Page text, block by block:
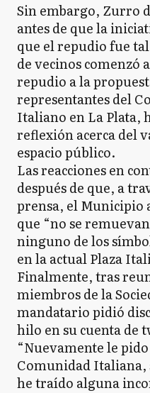
Sin embargo, Zurro
antes de que la
que el repudio fue
de vecinos comenzó
repudio a la
representantes del
Italiano en La Plata,
reflexión acerca del
espacio público.
Las reacciones en
después de que, a
prensa, el Municipio
que “no se
ninguno de los
en la actual Plaza
Finalmente, tras
miembros de la
mandatario pidió
hilo en su cuenta de
“Nuevamente le
Comunidad Italiana,
he traído alguna